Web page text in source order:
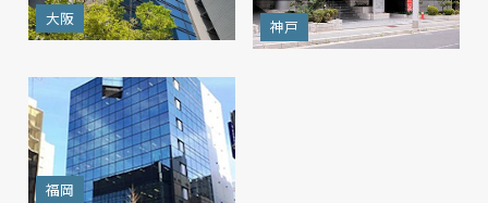
大阪 神戸
福岡